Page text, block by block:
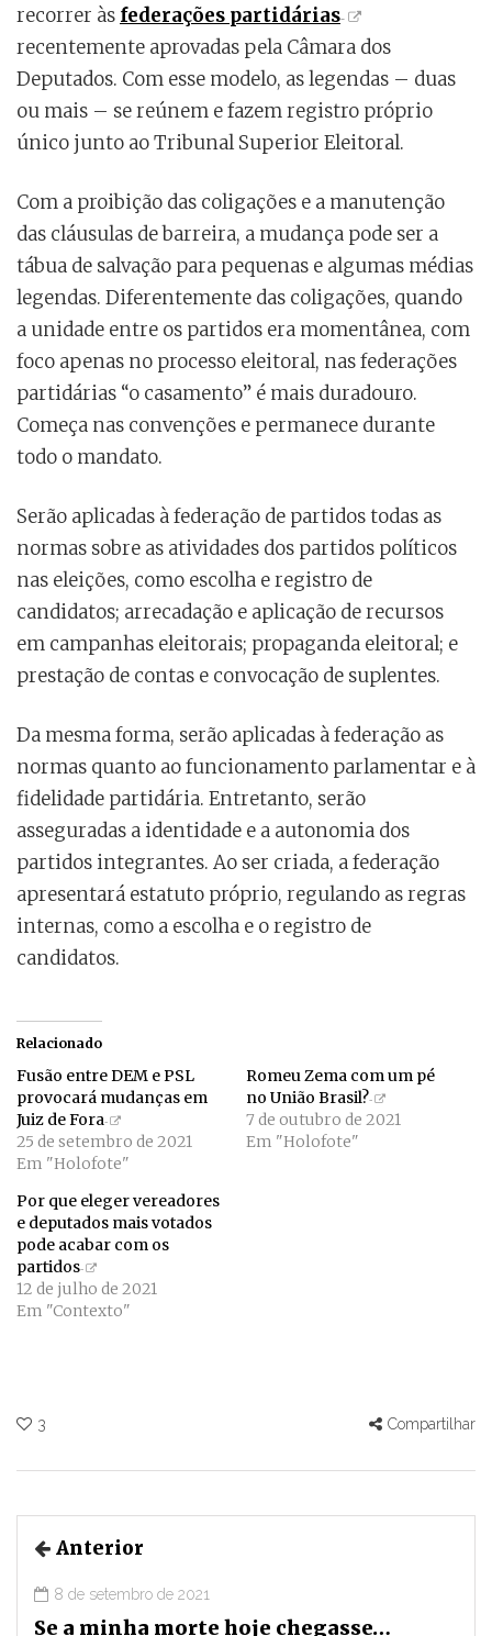
recorrer às federações partidárias
recentemente aprovadas pela Câmara dos
Deputados. Com esse modelo, as legendas – duas
ou mais – se reúnem e fazem registro próprio
único junto ao Tribunal Superior Eleitoral.
Com a proibição das coligações e a manutenção
das cláusulas de barreira, a mudança pode ser a
tábua de salvação para pequenas e algumas médias
legendas. Diferentemente das coligações, quando
a unidade entre os partidos era momentânea, com
foco apenas no processo eleitoral, nas federações
partidárias “o casamento” é mais duradouro.
Começa nas convenções e permanece durante
todo o mandato.
Serão aplicadas à federação de partidos todas as
normas sobre as atividades dos partidos políticos
nas eleições, como escolha e registro de
candidatos; arrecadação e aplicação de recursos
em campanhas eleitorais; propaganda eleitoral; e
prestação de contas e convocação de suplentes.
Da mesma forma, serão aplicadas à federação as
normas quanto ao funcionamento parlamentar e à
fidelidade partidária. Entretanto, serão
asseguradas a identidade e a autonomia dos
partidos integrantes. Ao ser criada, a federação
apresentará estatuto próprio, regulando as regras
internas, como a escolha e o registro de
candidatos.
Relacionado
Fusão entre DEM e PSL
provocará mudanças em
Juiz de Fora
25 de setembro de 2021
Em "Holofote"
Romeu Zema com um pé
no União Brasil?
7 de outubro de 2021
Em "Holofote"
Por que eleger vereadores
e deputados mais votados
pode acabar com os
partidos
12 de julho de 2021
Em "Contexto"
3 Compartilhar
Anterior
8 de setembro de 2021
Se a minha morte hoje chegasse…